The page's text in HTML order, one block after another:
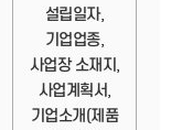
설립일자,
기업업종,
사업장 소재지,
사업계획서,
기업소개(제품